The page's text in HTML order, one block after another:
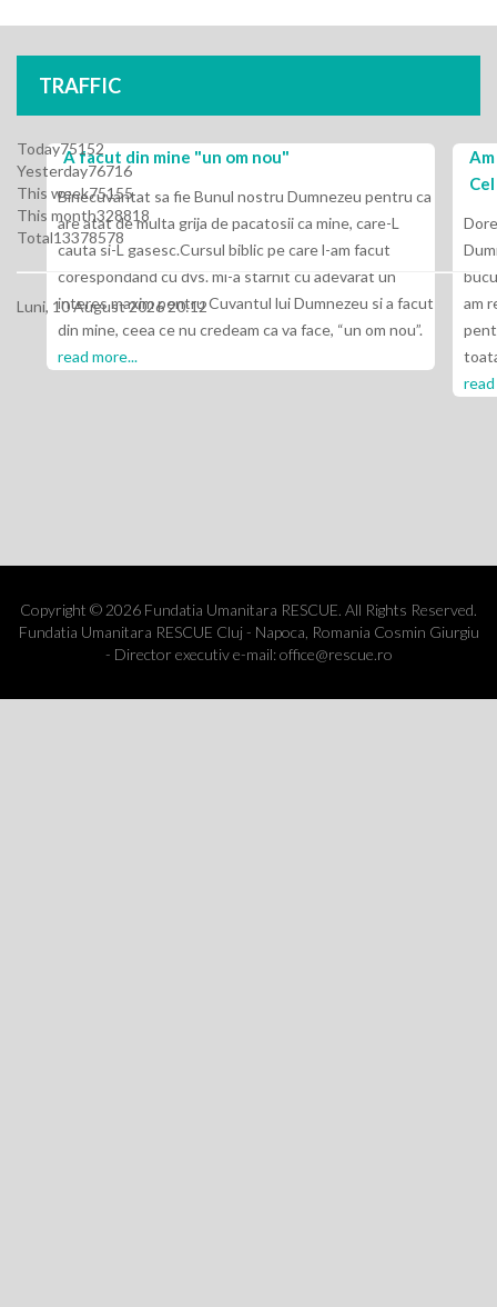
TRAFFIC
Today75152
Yesterday76716
This week75155
This month328818
Total13378578
Luni, 10 August 2026 20:12
nou"
nostru Dumnezeu pentru ca
ca mine, care-L
pe care l-am facut
a starnit cu adevarat un
lui Dumnezeu si a facut
ca va face, “un om nou”.
Am invatat ca sunt doua lucruri
Cel de sus de la noi: pocainta si
Doresc ca aceste randuri sa va
Dumnezeu si pacea Sa cereasca sa
bucur ca am primit cuvinte de lauda
am rezolvat cursurile. Ii multumesc
pentru toate invataturile Sale pe
toata aceasta perioada de cand sunt
Copyright © 2026 Fundatia Umanitara RESCUE. All Rights Reserved.
Fundatia Umanitara RESCUE Cluj - Napoca, Romania Cosmin Giurgiu
- Director executiv e-mail: office@rescue.ro